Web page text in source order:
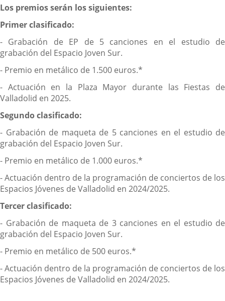
Los premios serán los siguientes:
Primer clasificado:
- Grabación de EP de 5 canciones en el estudio de
grabación del Espacio Joven Sur.
- Premio en metálico de 1.500 euros.*
- Actuación en la Plaza Mayor durante las Fiestas de
Valladolid en 2025.
Segundo clasificado:
- Grabación de maqueta de 5 canciones en el estudio de
grabación del Espacio Joven Sur.
- Premio en metálico de 1.000 euros.*
- Actuación dentro de la programación de conciertos de los
Espacios Jóvenes de Valladolid en 2024/2025.
Tercer clasificado:
- Grabación de maqueta de 3 canciones en el estudio de
grabación del Espacio Joven Sur.
- Premio en metálico de 500 euros.*
- Actuación dentro de la programación de conciertos de los
Espacios Jóvenes de Valladolid en 2024/2025.